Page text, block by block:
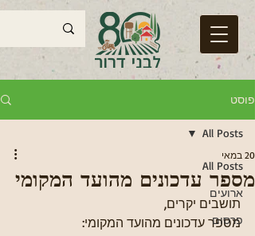
פוסט
All Posts
ארועים
פרסום
All Posts
מספר עדכונים מהועד המקומי
20 במאי
תושבים יקרים,
מספר עדכונים מהועד המקומי: